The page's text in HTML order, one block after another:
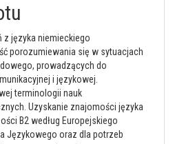
z języka niemieckiego
porozumiewania się w sytuacjach
prowadzących do
i językowej.
terminologii nauk
Uzyskanie znajomości języka
B2 według Europejskiego
Językowego oraz dla potrzeb